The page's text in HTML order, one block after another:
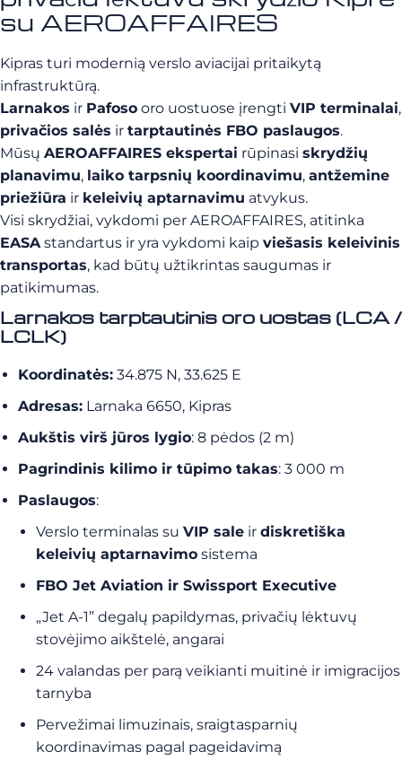
su AEROAFFAIRES
Kipras turi modernią verslo aviacijai pritaikytą
infrastruktūrą.
Larnakos ir Pafoso oro uostuose įrengti VIP terminalai,
privačios salės ir tarptautinės FBO paslaugos.
Mūsų AEROAFFAIRES ekspertai rūpinasi skrydžių
planavimu, laiko tarpsnių koordinavimu, antžemine
priežiūra ir keleivių aptarnavimu atvykus.
Visi skrydžiai, vykdomi per AEROAFFAIRES, atitinka
EASAstandartus ir yra vykdomi kaip viešasis keleivinis
transportas, kad būtų užtikrintas saugumas ir
patikimumas.
Larnakos tarptautinis oro uostas (LCA /
LCLK)
Koordinatės: 34.875 N, 33.625 E
Adresas: Larnaka 6650, Kipras
Aukštis virš jūros lygio: 8 pėdos (2 m)
Pagrindinis kilimo ir tūpimo takas: 3 000 m
Paslaugos:
Verslo terminalas su VIP sale ir diskretiška
keleivių aptarnavimo sistema
FBO Jet Aviation ir Swissport Executive
„Jet A-1” degalų papildymas, privačių lėktuvų
stovėjimo aikštelė, angarai
24 valandas per parą veikianti muitinė ir imigracijos
tarnyba
Pervežimai limuzinais, sraigtasparnių
koordinavimas pagal pageidavimą